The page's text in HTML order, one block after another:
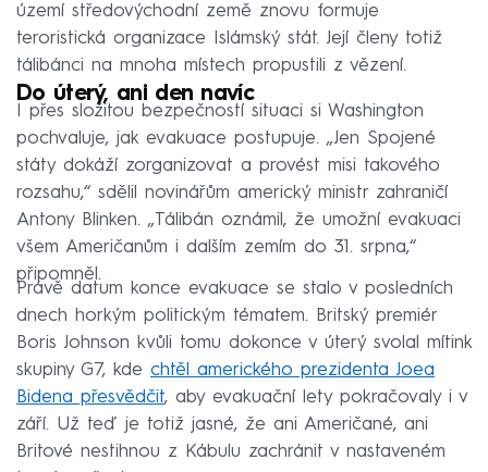
území středovýchodní země znovu formuje
teroristická organizace Islámský stát. Její členy totiž
tálibánci na mnoha místech propustili z vězení.
Do úterý, ani den navíc
I přes složitou bezpečností situaci si Washington
pochvaluje, jak evakuace postupuje. „Jen Spojené
státy dokáží zorganizovat a provést misi takového
rozsahu,“ sdělil novinářům americký ministr zahraničí
Antony Blinken. „Tálibán oznámil, že umožní evakuaci
všem Američanům i dalším zemím do 31. srpna,“
připomněl.
Právě datum konce evakuace se stalo v posledních
dnech horkým politickým tématem. Britský premiér
Boris Johnson kvůli tomu dokonce v úterý svolal mítink
skupiny G7, kde chtěl amerického prezidenta Joea
Bidena přesvědčit, aby evakuační lety pokračovaly i v
září. Už teď je totiž jasné, že ani Američané, ani
Britové nestihnou z Kábulu zachránit v nastaveném